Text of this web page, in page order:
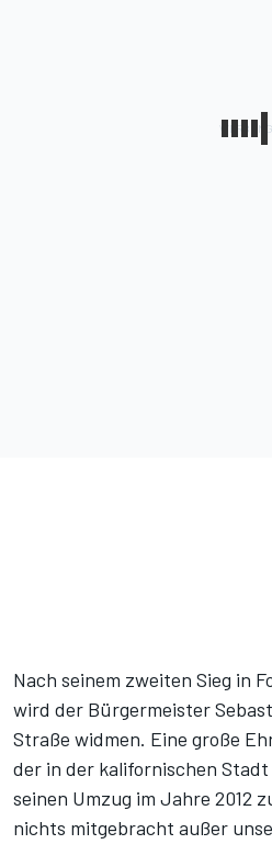
Nach seinem zweiten Sieg in
wird der Bürgermeister
Straße widmen. Eine große
der in der kalifornischen
seinen Umzug im Jahre 2012
nichts mitgebracht außer